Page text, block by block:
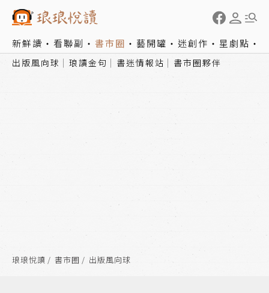
新鮮讀 看聯副 書市圈 藝開罐 迷創作 星劇點
出版風向球 琅讀金句 書迷情報站 書市圈夥伴
琅琅悅讀 書市圈 出版風向球